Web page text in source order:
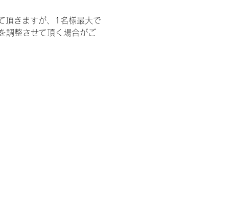
頂きますが、1名様最大で
調整させて頂く場合がご